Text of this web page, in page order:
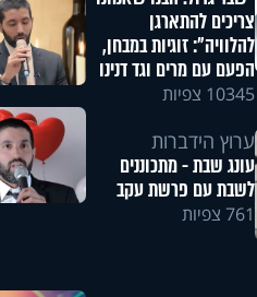
צריכים להתארגן
להלוויה": זוגיות במבחן,
הפעם עם מרים וגד דנינו
10345 צפיות
ערוץ הידברות
עונג שבת - מתכוננים
לשבת עם פרשת עקב
761 צפיות